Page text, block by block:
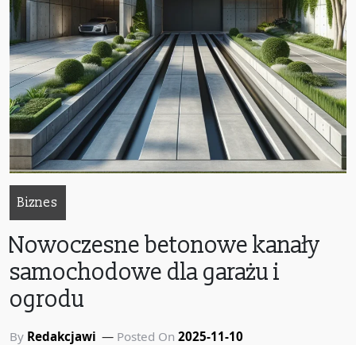
Biznes
Nowoczesne betonowe kanały
samochodowe dla garażu i
ogrodu
By Redakcjawi Posted On 2025-11-10